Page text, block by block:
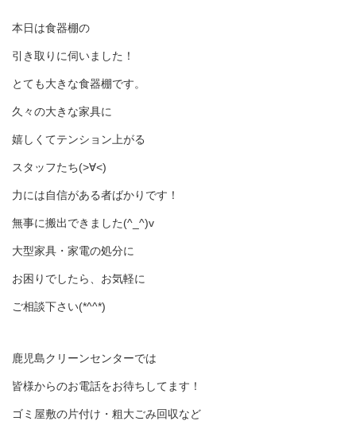
本日は食器棚の
引き取りに伺いました！
とても大きな食器棚です。
久々の大きな家具に
嬉しくてテンション上がる
スタッフたち(>∀<)
力には自信がある者ばかりです！
無事に搬出できました(^_^)v
大型家具・家電の処分に
お困りでしたら、お気軽に
ご相談下さい(*^^*)
鹿児島クリーンセンターでは
皆様からのお電話をお待ちしてます！
ゴミ屋敷の片付け・粗大ごみ回収など